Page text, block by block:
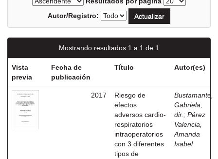
Autor/Registro:
Mostrando resultados 1 a 1 de 1
Vista
previa
Fecha de
publicación
Título Autor(es)
2017
Riesgo de
efectos
adversos cardio-
respiratorios
intraoperatorios
con 3 diferentes
tipos de
Bustamante,
Gabriela,
dir. ; Pérez
Valencia,
Amanda
Isabel